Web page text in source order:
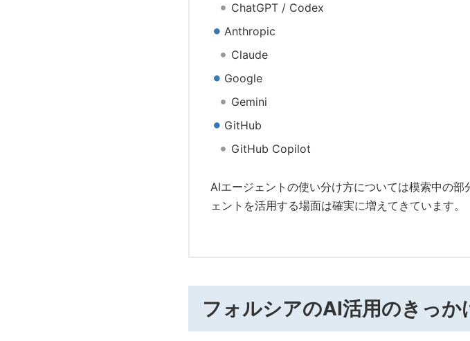
ChatGPT / Codex
Anthropic
Claude
Google
Gemini
GitHub
GitHub Copilot
AIエージェントの使い分け方については模索中の
ェントを活用する場面は確実に増えてきています。
フォルシアのAI活用のきっか